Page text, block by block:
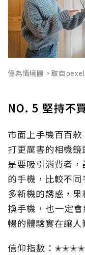
僅為情境圖。取自
NO. 5 堅持不
市面上手機百百
打更厲害的相機
是要吸引消費者
的手機，比較不
多新機的誘惑，
換手機，也一定
暢的體驗實在讓人
信仰指數：